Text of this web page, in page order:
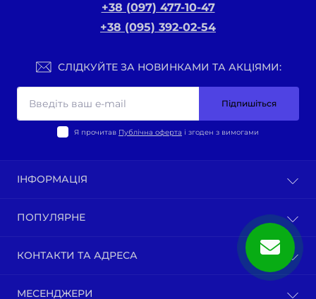
+38 (097) 477-10-47
+38 (095) 392-02-54
СЛІДКУЙТЕ ЗА НОВИНКАМИ ТА АКЦІЯМИ:
Підпишіться
Я прочитав Публічна оферта і згоден з вимогами
ІНФОРМАЦІЯ
Політика конфіденційності
Про нас
Карта сайту
ПОПУЛЯРНЕ
Запчастини по моделям мотоциклів
Бензопили / тримера (мотокоси) та запчастини
КОНТАКТИ ТА АДРЕСА
МЕСЕНДЖЕРИ